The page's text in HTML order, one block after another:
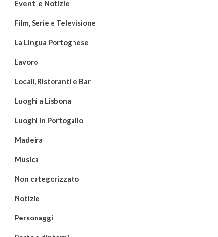
Eventi e Notizie
Film, Serie e Televisione
La Lingua Portoghese
Lavoro
Locali, Ristoranti e Bar
Luoghi a Lisbona
Luoghi in Portogallo
Madeira
Musica
Non categorizzato
Notizie
Personaggi